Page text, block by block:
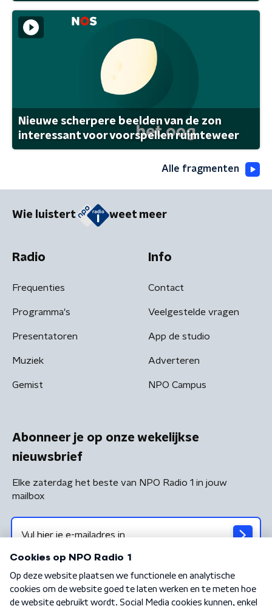
Nieuwe scherpere beelden van de zon
interessant voor voorspellen ruimteweer
Alle fragmenten
Wie luistert weet meer
Radio
Frequenties
Programma's
Presentatoren
Muziek
Gemist
Info
Contact
Veelgestelde vragen
App de studio
Adverteren
NPO Campus
Abonneer je op onze wekelijkse
nieuwsbrief
Elke zaterdag het beste van NPO Radio 1 in jouw
mailbox